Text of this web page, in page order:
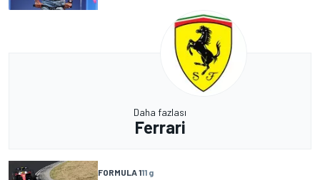
Daha fazlası
Ferrari
FORMULA 111 g